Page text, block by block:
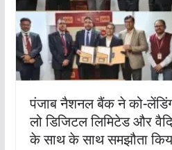
पंजाब नैशनल बैंक ने को-
लो डिजिटल लिमिटेड और
के साथ के साथ समझौता